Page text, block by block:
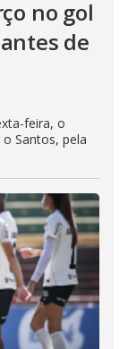
no gol
de
feira, o
Santos, pela